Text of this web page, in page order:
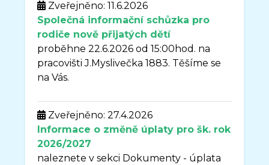
Zveřejněno: 11.6.2026
Společná informační schůzka pro
rodiče nově přijatých dětí
proběhne 22.6.2026 od 15:00hod. na
pracovišti J.Myslivečka 1883. Těšíme se
na Vás.
Zveřejněno: 27.4.2026
Informace o změně úplaty pro šk. rok
2026/2027
naleznete v sekci Dokumenty - úplata